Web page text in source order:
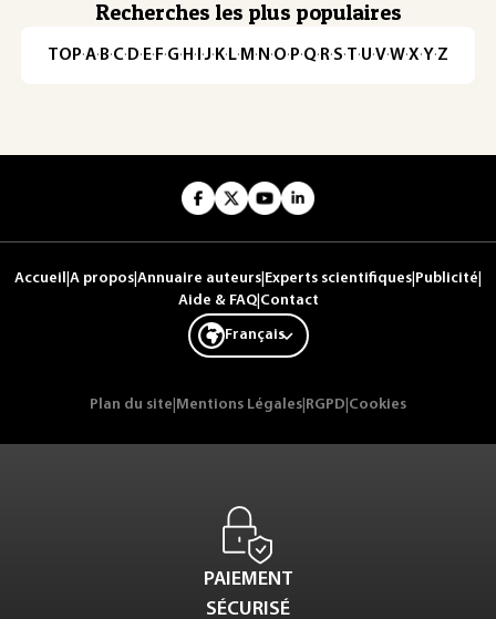
Recherches les plus populaires
TOP·A·B·C· D· E· F·G· H · ·J· K· L· M · N ·O· P·Q· R·S·T·U·V·W·X·Y·Z
Accueil A propos Annuaire auteurs Experts scientifiques Publicité
Aide & FAQ| Contact
Français
Plan du site Mentions Légales RGPD Cookies
PAIEMENT
SÉCURISÉ